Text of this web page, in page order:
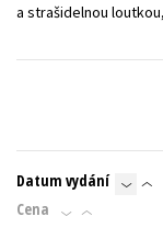
a strašidelnou
Datum vydání
Cena